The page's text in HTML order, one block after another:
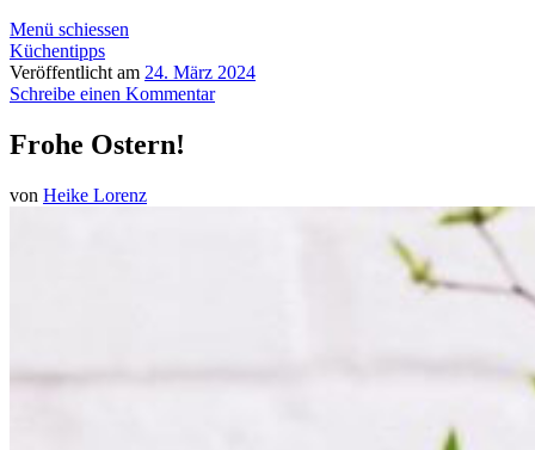
Menü schiessen
Küchentipps
Veröffentlicht am 24. März 2024
Schreibe einen Kommentar
Frohe Ostern!
von Heike Lorenz